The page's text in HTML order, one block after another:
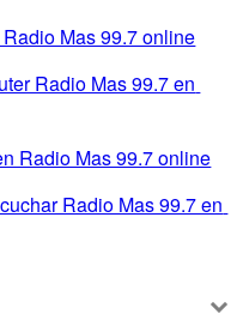
Mas 99.7 online
Radio Mas 99.7 en
Radio Mas 99.7 online
Radio Mas 99.7 en